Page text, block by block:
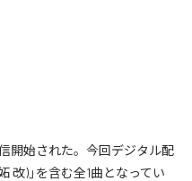
開始された。今回デジタル配
改)」を含む全1曲となってい